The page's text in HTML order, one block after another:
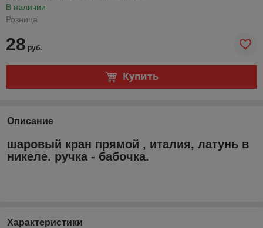
В наличии
Розница
28 руб.
Купить
Описание
шаровый кран прямой , италия, латунь в
никеле. ручка - бабочка.
Характеристики